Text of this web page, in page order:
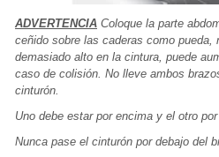
ADVERTENCIA Coloque la parte
ceñido sobre las caderas como
demasiado alto en la cintura, puede
caso de colisión. No lleve ambos
cinturón.
Uno debe estar por encima y el otro
Nunca pase el cinturón por debajo del